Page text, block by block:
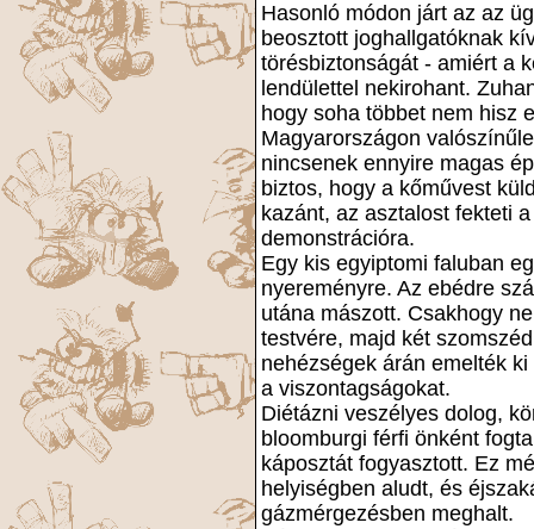
Hasonló módon járt az az
beosztott joghallgatóknak
törésbiztonságát - amiért a
lendülettel nekirohant.
hogy soha többet nem hisz
Magyarországon
nincsenek ennyire magas
biztos, hogy a kőművest
kazánt, az asztalost fekteti
demonstrációra.
Egy kis egyiptomi faluban
nyereményre. Az ebédre
utána mászott. Csakhogy
testvére, majd két
nehézségek árán emelték
a viszontagságokat.
Diétázni veszélyes dolog,
bloomburgi férfi önként
káposztát fogyasztott. Ez
helyiségben aludt, és
gázmérgezésben meghalt.